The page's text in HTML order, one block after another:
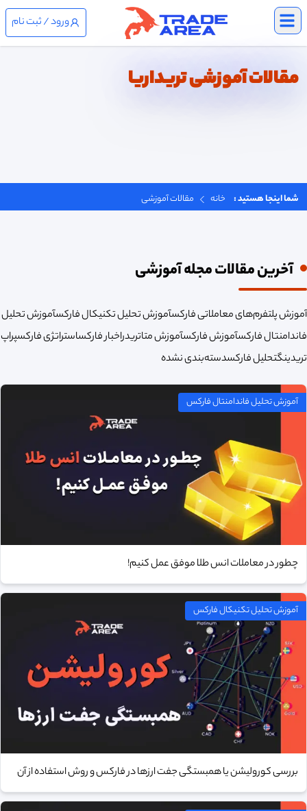
ورود / ثبت نام Open main menu
مقالات آموزشی تریداریا
شما اینجا هستید : خانه مقالات آموزشی
آخرین مقالات مجله آموزشی
آموزش پلتفرم‌های معاملاتی فارکسآموزش تحلیل تکنیکال فارکسآموزش تحلیل
فاندامنتال فارکسآموزش فارکسآموزش متاتریدراخبار فارکساستراتژی فارکسپراپ
تریدینگتحلیل فارکسدسته‌بندی نشده
آموزش تحلیل فاندامنتال فارکس
چطور در معاملات انس طلا موفق عمل کنیم!
آموزش تحلیل تکنیکال فارکس
بررسی کورولیشن یا همبستگی جفت ارزها در فارکس و روش استفاده از آن